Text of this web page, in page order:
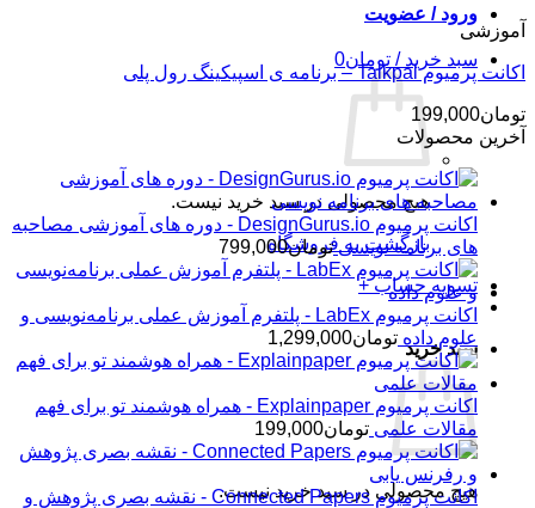
ورود / عضویت
سبد خرید / تومان0
هیچ محصولی در سبد خرید نیست.
بازگشت به فروشگاه
تسویه حساب +
سبد خرید
هیچ محصولی در سبد خرید نیست.
آموزشی
اکانت پرمیوم Talkpal – برنامه ی اسپیکینگ رول پلی
تومان199,000
آخرین محصولات
اکانت پرمیوم DesignGurus.io - دوره ‌های آموزشی مصاحبه
‌های برنامه نویسی تومان799,000
اکانت پرمیوم LabEx - پلتفرم آموزش عملی برنامه‌نویسی و
علوم داده تومان1,299,000
اکانت پرمیوم Explainpaper - همراه هوشمند تو برای فهم
مقالات علمی تومان199,000
اکانت پرمیوم Connected Papers - نقشه بصری پژوهش و